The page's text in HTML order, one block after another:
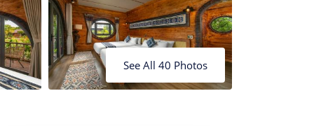
See All 40 Photos